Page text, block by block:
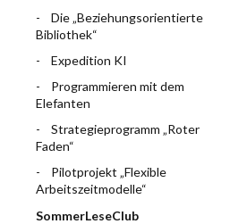
Die „Beziehungsorientierte
Bibliothek“
Expedition KI
Programmieren mit dem
Elefanten
Strategieprogramm „Roter
Faden“
Pilotprojekt „Flexible
Arbeitszeitmodelle“
SommerLeseClub